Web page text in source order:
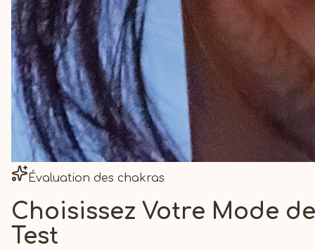
Évaluation des chakras
Choisissez Votre Mode de
Test